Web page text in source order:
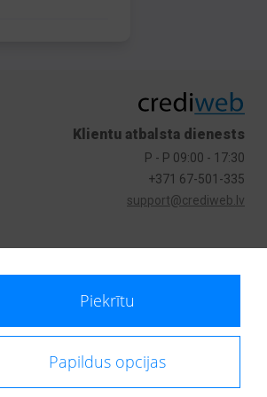
Klientu atbalsta dienests
P - P 09:00 - 17:30
+371 67-501-335
support@crediweb.lv
saņemto informāciju, ir atbildīgs par fizisko
Piekrītu
Papildus opcijas